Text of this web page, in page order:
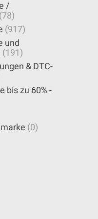
/
(78)
(917)
und
(191)
& DTC-
bis zu 60% -
(0)